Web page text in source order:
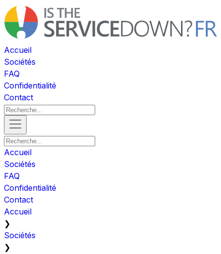
Accueil
Sociétés
FAQ
Confidentialité
Contact
Accueil
Sociétés
FAQ
Confidentialité
Contact
Accueil
❯
Sociétés
❯